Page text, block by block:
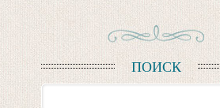
ПОИСК